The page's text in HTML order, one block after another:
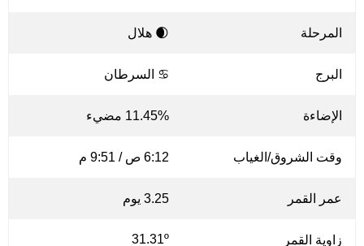
المرحلة 🌒 هلال
البرج ♋ السرطان
الإضاءة 11.45% مضيء
وقت الشروق/الغياب 6:12 ص / 9:51 م
عمر القمر 3.25 يوم
زاوية القمر 31.31º